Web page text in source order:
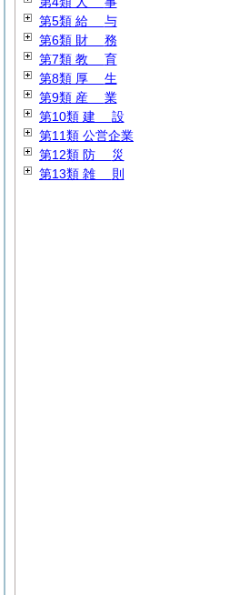
第5類 給 与
第6類 財 務
第7類 教 育
第8類 厚 生
第9類 産 業
第10類 建 設
第11類 公営企業
第12類 防 災
第13類 雑 則